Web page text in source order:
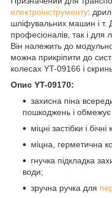
електроінструменту:
шліфувальних машин і т.
професіоналів, так і для
Він належить до
можна прикріпити до
колесах YT-09166 і
Опис YT-09170:
захисна піна
пошкоджень і обмежує
міцні застібки і
міцна, герметична
гнучка підкладка
води;
зручна ручка для